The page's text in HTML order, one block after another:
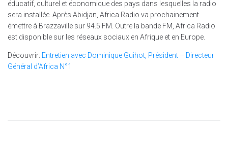
éducatif, culturel et économique des pays dans lesquelles la radio
sera installée. Après Abidjan, Africa Radio va prochainement
émettre à Brazzaville sur 94.5 FM. Outre la bande FM, Africa Radio
est disponible sur les réseaux sociaux en Afrique et en Europe.
Découvrir: Entretien avec Dominique Guihot, Président – Directeur
Général d’Africa N°1